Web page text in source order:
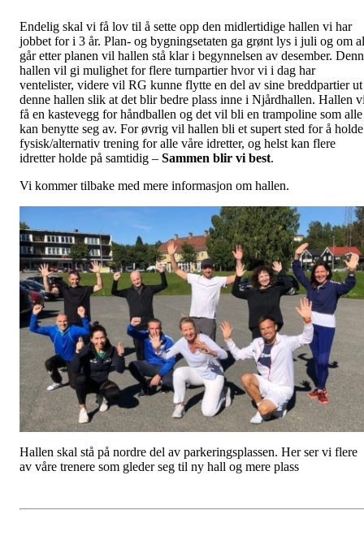
Endelig skal vi få lov til å sette opp den midlertidige hallen vi har
jobbet for i 3 år. Plan- og bygningsetaten ga grønt lys i juli og om
går etter planen vil hallen stå klar i begynnelsen av desember.
hallen vil gi mulighet for flere turnpartier hvor vi i dag har
ventelister, videre vil RG kunne flytte en del av sine breddpartier
denne hallen slik at det blir bedre plass inne i Njårdhallen. Hallen
få en kastevegg for håndballen og det vil bli en trampoline som alle
kan benytte seg av. For øvrig vil hallen bli et supert sted for å holde
fysisk/alternativ trening for alle våre idretter, og helst kan flere
idretter holde på samtidig – Sammen blir vi best.
Vi kommer tilbake med mere informasjon om hallen.
Hallen skal stå på nordre del av parkeringsplassen. Her ser vi flere
av våre trenere som gleder seg til ny hall og mere plass